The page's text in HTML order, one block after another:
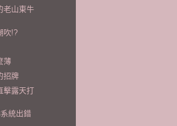
老山東牛
吹!?
薄
招牌
擊露天打
統出錯